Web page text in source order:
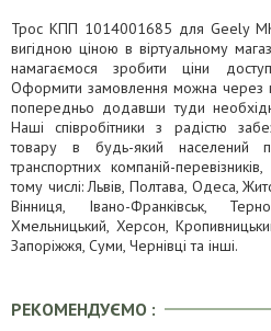
Трос КПП 1014001685 для Geely
вигідною ціною в віртуальному
намагаємося зробити ціни
Оформити замовлення можна через
попередньо додавши туди необхідні
Наші співробітники з радістю
товару в будь-який населений
транспортних компаній-
тому числі: Львів, Полтава, Одеса,
Вінниця, Івано-Франківськ,
Хмельницький, Херсон,
Запоріжжя, Суми, Чернівці та інші.
РЕКОМЕНДУЄМО :